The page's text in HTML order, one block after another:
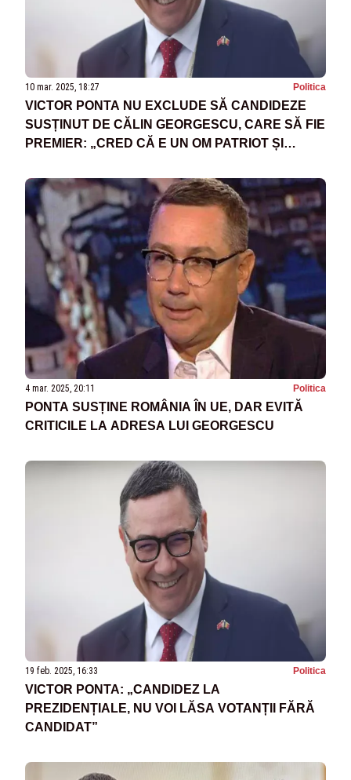
10 mar. 2025, 18:27 Politica
VICTOR PONTA NU EXCLUDE SĂ CANDIDEZE
SUSȚINUT DE CĂLIN GEORGESCU, CARE SĂ FIE
PREMIER: „CRED CĂ E UN OM PATRIOT ȘI
4 mar. 2025, 20:11 Politica
PONTA SUSȚINE ROMÂNIA ÎN UE, DAR EVITĂ
CRITICILE LA ADRESA LUI GEORGESCU
19 feb. 2025, 16:33 Politica
VICTOR PONTA: „CANDIDEZ LA
PREZIDENȚIALE, NU VOI LĂSA VOTANȚII FĂRĂ
CANDIDAT”